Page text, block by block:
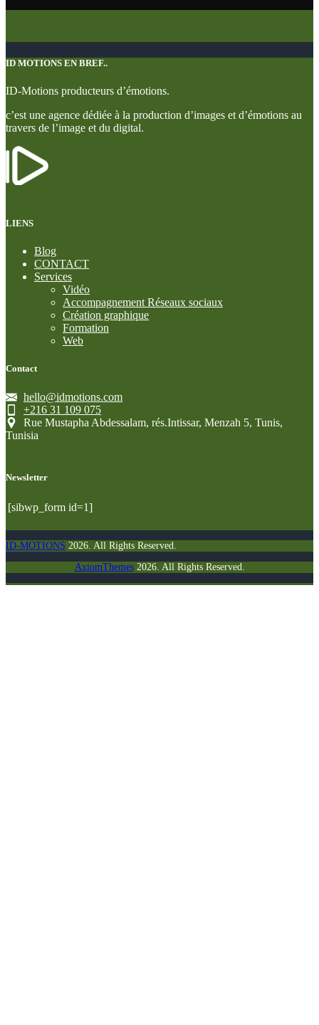
ID MOTIONS EN BREF..
ID-Motions producteurs d’émotions.
c’est une agence dédiée à la production d’images et d’émotions au
travers de l’image et du digital.
LIENS
Blog
CONTACT
Services
Vidéo
Accompagnement Réseaux sociaux
Création graphique
Formation
Web
Contact
hello@idmotions.com
+216 31 109 075
Rue Mustapha Abdessalam, rés.Intissar, Menzah 5, Tunis,
Tunisia
Newsletter
[sibwp_form id=1]
ID-MOTIONS 2026. All Rights Reserved.
AxiomThemes2026. All Rights Reserved.